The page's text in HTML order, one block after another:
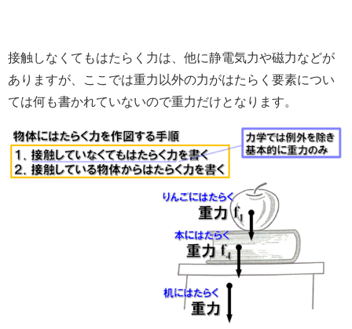
接触しなくてもはたらく力は、他に静電気力や磁力などが
ありますが、ここでは重力以外の力がはたらく要素につい
ては何も書かれていないので重力だけとなります。